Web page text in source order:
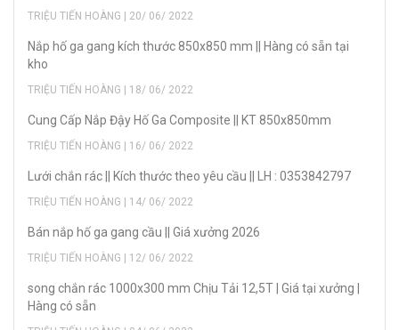
TRIỆU TIẾN HOÀNG | 20/ 06/ 2022
Nắp hố ga gang kích thước 850x850 mm || Hàng có sẵn tại
kho
TRIỆU TIẾN HOÀNG | 18/ 06/ 2022
Cung Cấp Nắp Đậy Hố Ga Composite || KT 850x850mm
TRIỆU TIẾN HOÀNG | 16/ 06/ 2022
Lưới chắn rác || Kích thước theo yêu cầu || LH : 0353842797
TRIỆU TIẾN HOÀNG | 14/ 06/ 2022
Bán nắp hố ga gang cầu || Giá xưởng 2026
TRIỆU TIẾN HOÀNG | 12/ 06/ 2022
song chắn rác 1000x300 mm Chịu Tải 12,5T | Giá tại xưởng |
Hàng có sẵn